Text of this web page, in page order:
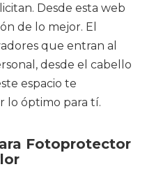
Desde esta web
de lo mejor. El
que entran al
desde el cabello
espacio te
lo óptimo para tí.
Fotoprotector